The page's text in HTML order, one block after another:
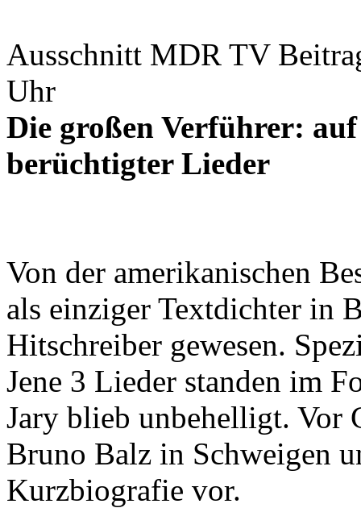
Ausschnitt MDR TV
Uhr
Die großen Verführer:
berüchtigter Lieder
Von der amerikanischen
als einziger Textdichter in
Hitschreiber gewesen.
Jene 3 Lieder standen im
Jary blieb unbehelligt. Vor
Bruno Balz in Schweigen
Kurzbiografie vor.